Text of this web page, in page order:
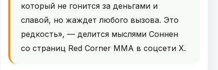
который не гонится за деньгами и
славой, но жаждет любого вызова. Это
редкость», — делится мыслями Соннен
со страниц Red Corner MMA в соцсети Х.